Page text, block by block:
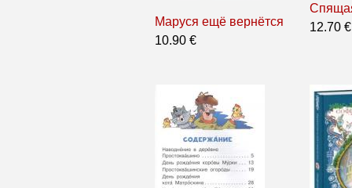
Маруся ещё вернётся
10.90 €
12.70 €